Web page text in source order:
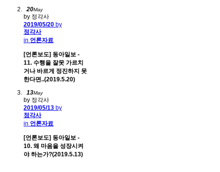
20May
by 정각사
2019/05/20 by
정각사
in 언론자료
[언론보도] 동아일보 -
11. 수행을 잘못 가르치
거나 바르게 정진하지 못
한다면..(2019.5.20)
13May
by 정각사
2019/05/13 by
정각사
in 언론자료
[언론보도] 동아일보 -
10. 왜 마음을 성장시켜
야 하는가?(2019.5.13)